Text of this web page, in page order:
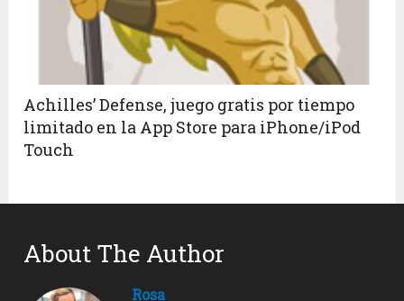
Achilles’ Defense, juego gratis por tiempo
limitado en la App Store para iPhone/iPod
Touch
About The Author
Rosa